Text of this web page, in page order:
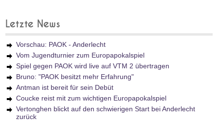
Letzte News
Vorschau: PAOK - Anderlecht
Vom Jugendturnier zum Europapokalspiel
Spiel gegen PAOK wird live auf VTM 2 übertragen
Bruno: "PAOK besitzt mehr Erfahrung"
Antman ist bereit für sein Debüt
Coucke reist mit zum wichtigen Europapokalspiel
Vertonghen blickt auf den schwierigen Start bei Anderlecht
zurück